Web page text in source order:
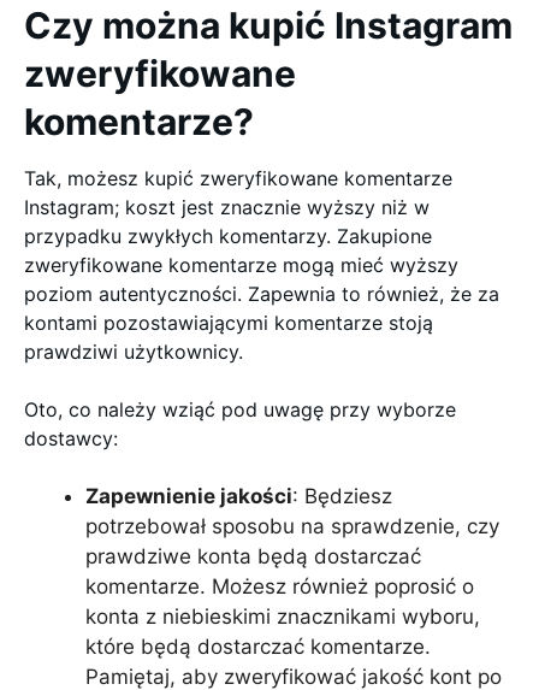
Czy można kupić Instagram
zweryfikowane
komentarze?
Tak, możesz kupić zweryfikowane komentarze
Instagram; koszt jest znacznie wyższy niż w
przypadku zwykłych komentarzy. Zakupione
zweryfikowane komentarze mogą mieć wyższy
poziom autentyczności. Zapewnia to również, że za
kontami pozostawiającymi komentarze stoją
prawdziwi użytkownicy.
Oto, co należy wziąć pod uwagę przy wyborze
dostawcy:
Zapewnienie jakości: Będziesz
potrzebował sposobu na sprawdzenie, czy
prawdziwe konta będą dostarczać
komentarze. Możesz również poprosić o
konta z niebieskimi znacznikami wyboru,
które będą dostarczać komentarze.
Pamiętaj, aby zweryfikować jakość kont po